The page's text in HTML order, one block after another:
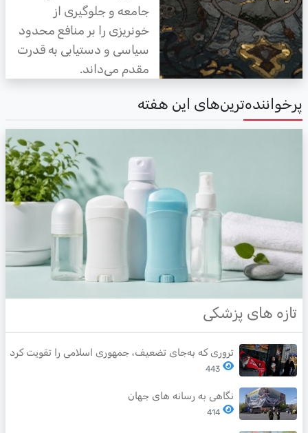
جامعه و جلوگیری از
خونریزی را بر منافع محدود
سیاسی و دستیابی به قدرت
مقدم می‌داند.
این هفته
تازه های پزشکی
تروری که به‌جای تضعیف، جمهوری اسلامی را تقویت کرد
443
نگاهی به رسانه های جهان
414